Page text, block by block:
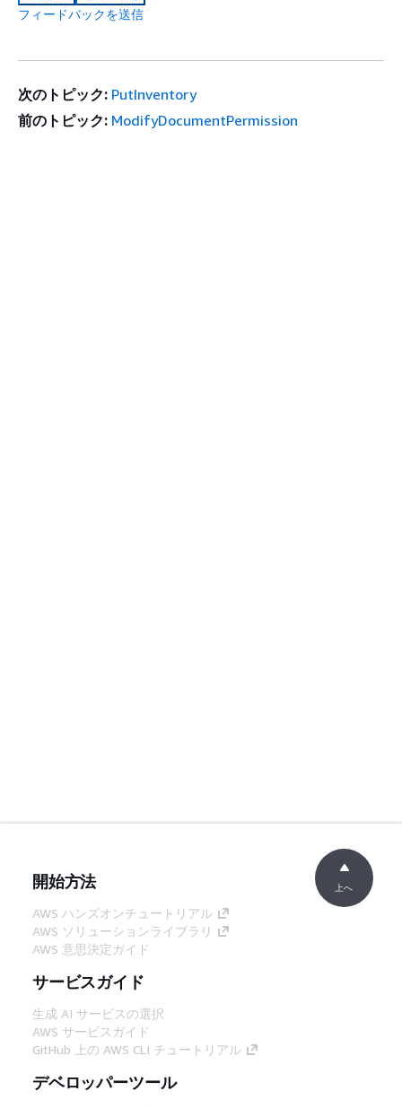
フィードバックを送信
次のトピック: PutInventory
前のトピック: ModifyDocumentPermission
開始方法
AWS ハンズオンチュートリアル
AWS ソリューションライブラリ
AWS 意思決定ガイド
サービスガイド
生成 AI サービスの選択
AWS サービスガイド
GitHub 上の AWS CLI チュートリアル
デベロッパーツール
上へ